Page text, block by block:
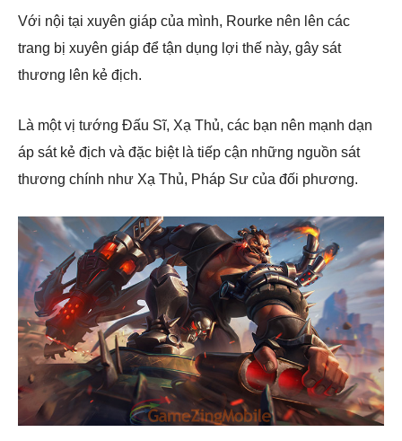
Với nội tại xuyên giáp của mình, Rourke nên lên các
trang bị xuyên giáp để tận dụng lợi thế này, gây sát
thương lên kẻ địch.
Là một vị tướng Đấu Sĩ, Xạ Thủ, các bạn nên mạnh dạn
áp sát kẻ địch và đặc biệt là tiếp cận những nguồn sát
thương chính như Xạ Thủ, Pháp Sư của đối phương.